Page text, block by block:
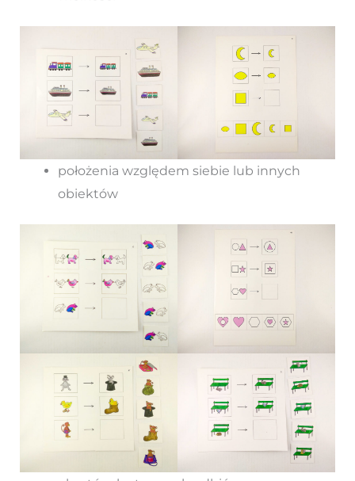
położenia względem siebie lub innych
obiektów